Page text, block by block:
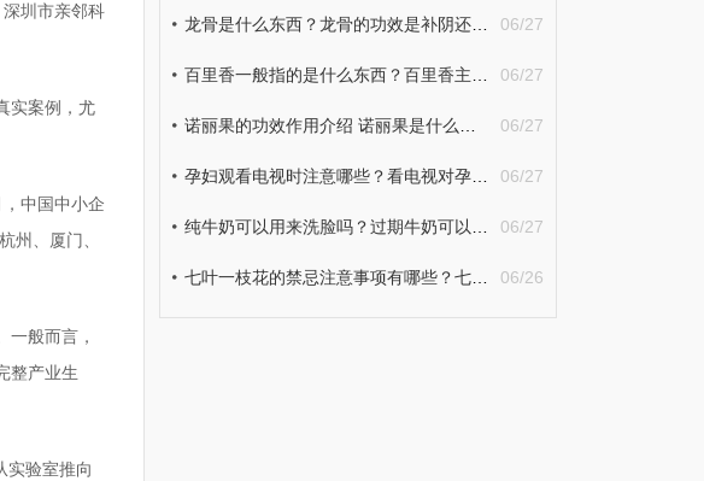
圳市亲邻科
实案例，尤
中国中小企
州、厦门、
般而言，
整产业生
实验室推向
06/27
龙骨是什么东西？龙骨的功效是补阴还是补阳的？
06/27
百里香一般指的是什么东西？百里香主要的作用有哪些？
06/27
诺丽果的功效作用介绍 诺丽果是什么东西？
06/27
孕妇观看电视时注意哪些？看电视对孕妇会有辐射影响吗？
06/27
纯牛奶可以用来洗脸吗？过期牛奶可以用来自制面膜吗？
06/26
七叶一枝花的禁忌注意事项有哪些？七叶一枝花的功效作用详细介绍